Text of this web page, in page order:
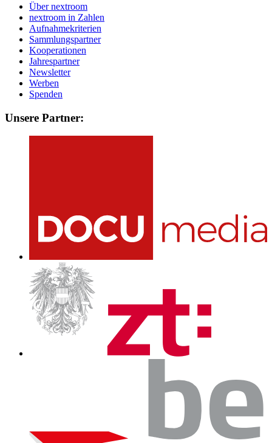
Über nextroom
nextroom in Zahlen
Aufnahmekriterien
Sammlungspartner
Kooperationen
Jahrespartner
Newsletter
Werben
Spenden
Unsere Partner: